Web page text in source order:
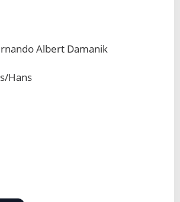
Albert Damanik
Hans